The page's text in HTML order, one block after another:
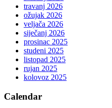
travanj 2026
ožujak 2026
veljača 2026
siječanj 2026
prosinac 2025
studeni 2025
listopad 2025
rujan 2025
kolovoz 2025
Calendar